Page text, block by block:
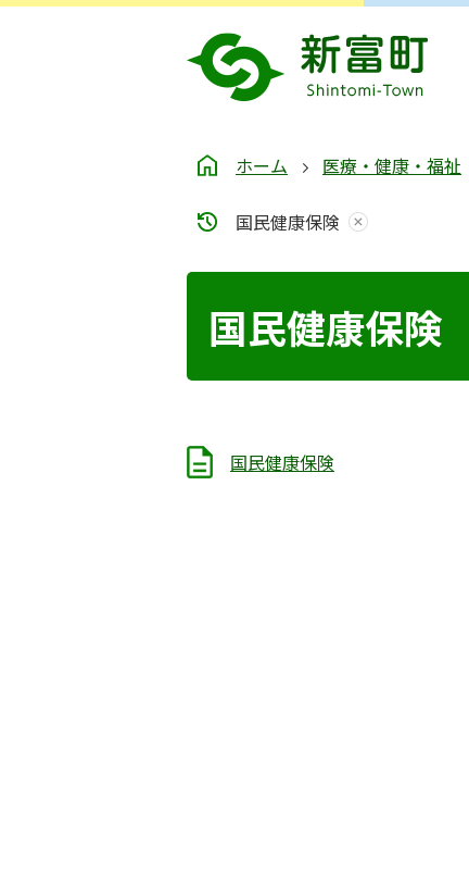
ホーム 医療・健康・福祉
国民健康保険
国民健康保険
国民健康保険